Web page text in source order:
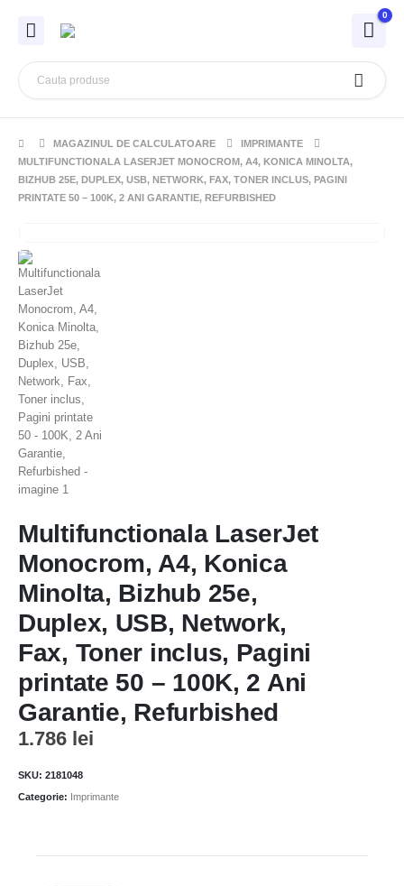
0
MAGAZINUL DE CALCULATOARE
IMPRIMANTE
MULTIFUNCTIONALA LASERJET MONOCROM, A4, KONICA MINOLTA,
BIZHUB 25E, DUPLEX, USB, NETWORK, FAX, TONER INCLUS, PAGINI
PRINTATE 50 – 100K, 2 ANI GARANTIE, REFURBISHED
Multifunctionala LaserJet
Monocrom, A4, Konica
Minolta, Bizhub 25e,
Duplex, USB, Network,
Fax, Toner inclus, Pagini
printate 50 – 100K, 2 Ani
Garantie, Refurbished
1.786 lei
SKU: 2181048
Categorie: Imprimante